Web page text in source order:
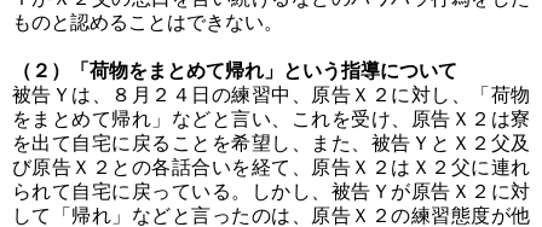
ものと認めることはできない。
（２）「荷物をまとめて帰れ」という指導について
被告Ｙは、８月２４日の練習中、原告Ｘ２に対し、「荷物
をまとめて帰れ」などと言い、これを受け、原告Ｘ２は寮
を出て自宅に戻ることを希望し、また、被告ＹとＸ２父及
び原告Ｘ２との各話合いを経て、原告Ｘ２はＸ２父に連れ
られて自宅に戻っている。しかし、被告Ｙが原告Ｘ２に対
して「帰れ」などと言ったのは、原告Ｘ２の練習態度が他